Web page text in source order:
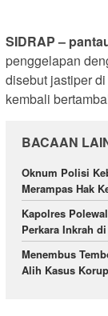
SIDRAP –
penggelapan
disebut jastiper
kembali
BACAAN
Oknum Polisi
Merampas Hak
Kapolres
Perkara Inkrah
Menembus
Alih Kasus